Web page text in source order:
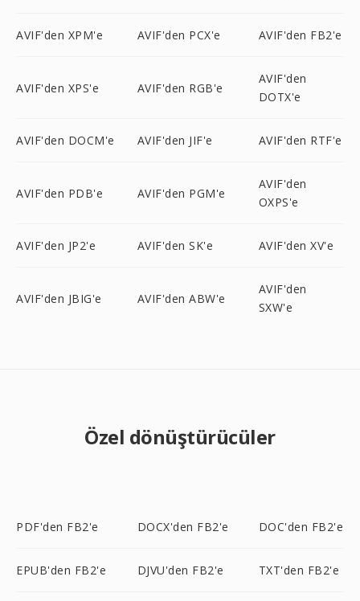
AVIF'den XPM'e AVIF'den PCX'e AVIF'den FB2'e
AVIF'den XPS'e AVIF'den RGB'e
AVIF'den
DOTX'e
AVIF'den DOCM'e AVIF'den JIF'e AVIF'den RTF'e
AVIF'den PDB'e AVIF'den PGM'e
AVIF'den
OXPS'e
AVIF'den JP2'e AVIF'den SK'e AVIF'den XV'e
AVIF'den JBIG'e AVIF'den ABW'e
AVIF'den
SXW'e
Özel dönüştürücüler
PDF'den FB2'e DOCX'den FB2'e DOC'den FB2'e
EPUB'den FB2'e DJVU'den FB2'e TXT'den FB2'e